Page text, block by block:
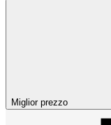
Miglior prezzo